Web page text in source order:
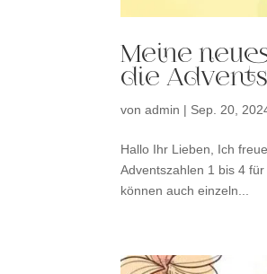
Meine
die
vonadmin | Sep. 20,
Hallo Ihr Lieben, Ich
Adventszahlen 1 bis 4
können auch einzeln...